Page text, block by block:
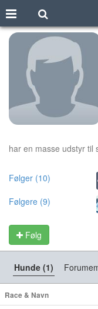
har en masse udstyr til
Følger (10)
Følgere (9)
Følg
Hunde (1)
Race & Navn